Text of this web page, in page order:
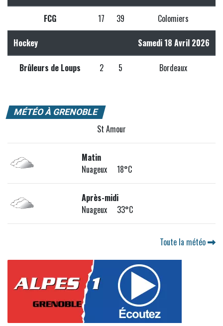
FCG 17 39 Colomiers
Hockey Samedi 18 Avril 2026
Brûleurs de Loups 2 5 Bordeaux
MÉTÉO À GRENOBLE
St Amour
Matin
Nuageux 18°C
Après-midi
Nuageux 33°C
Toute la météo